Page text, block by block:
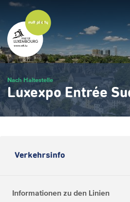
Zum
Hauptinhalt
gehen
Nach Haltestelle
Luxexpo Entrée
Verkehrsinfo
Informationen zu den Linien